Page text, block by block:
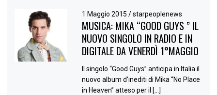
1 Maggio 2015/ starpeoplenews
MUSICA: MIKA “GOOD GUYS ” IL
NUOVO SINGOLO IN RADIO E IN
DIGITALE DA VENERDÌ 1°MAGGIO
Il singolo “Good Guys” anticipa in Italia il
nuovo album d’inediti di Mika “No Place
in Heaven” atteso per il […]